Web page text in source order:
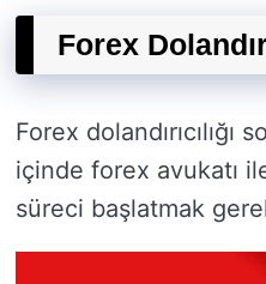
Forex
Forex dolandırıcılığı
içinde forex avukatı
süreci başlatmak